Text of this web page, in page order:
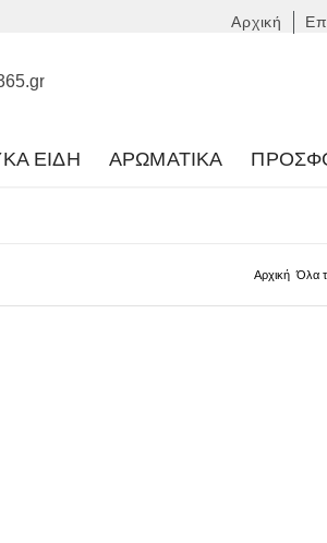
Αρχική
ΕΊΔΗ ΑΡΩΜΑΤΙΚΆ
Αρχική Όλα